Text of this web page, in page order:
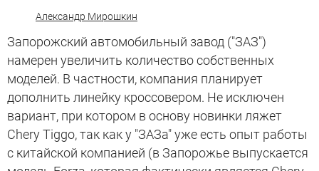
Александр Мирошкин
Запорожский автомобильный завод ("ЗАЗ")
намерен увеличить количество собственных
моделей. В частности, компания планирует
дополнить линейку кроссовером. Не исключен
вариант, при котором в основу новинки ляжет
Chery Tiggo, так как у "ЗАЗа" уже есть опыт работы
с китайской компанией (в Запорожье выпускается